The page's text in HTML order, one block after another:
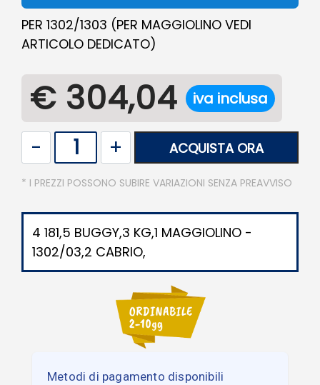
PER 1302/1303 (PER MAGGIOLINO VEDI
ARTICOLO DEDICATO)
€ 304,04 iva inclusa
ACQUISTA ORA
* I PREZZI POSSONO SUBIRE VARIAZIONI SENZA PREAVVISO
4 181,5 BUGGY,3 KG,1 MAGGIOLINO -
1302/03,2 CABRIO,
Metodi di pagamento disponibili